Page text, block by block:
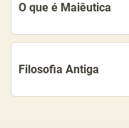
O que é Maiêutica
Filosofia Antiga